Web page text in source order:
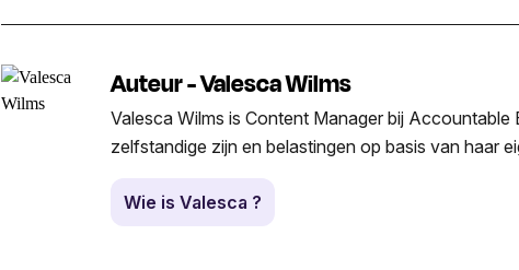
Auteur - Valesca Wilms
Valesca Wilms is Content Manager bij Accountable
zelfstandige zijn en belastingen op basis van haar
Wie is Valesca ?